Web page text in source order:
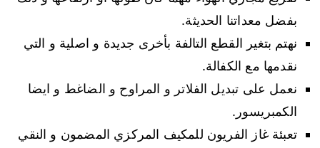
بفضل معداتنا الحديثة.
نهتم بتغير القطع التالفة بأخرى جديدة و اصلية و التي
نقدمها مع الكفالة.
نعمل على تبديل الفلاتر و المراوح و الضاغط و ايضا
الكمبريسور.
تعبئة غاز الفريون للمكيف المركزي المضمون و النقي